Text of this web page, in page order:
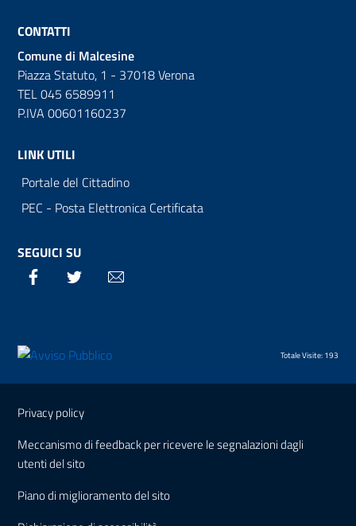
CONTATTI
Comune di Malcesine
Piazza Statuto, 1 - 37018 Verona
TEL 045 6589911
P.IVA 00601160237
LINK UTILI
Portale del Cittadino
PEC - Posta Elettronica Certificata
SEGUICI SU
Facebook Twitter
Totale Visite: 193
Sezione Link Utili
Privacy policy
Meccanismo di feedback per ricevere le segnalazioni dagli
utenti del sito
Piano di miglioramento del sito